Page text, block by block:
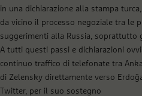
in una dichiarazione alla stampa
da vicino il processo negoziale tra le
suggerimenti alla Russia, soprattutto
A tutti questi passi e dichiarazioni
continuo traffico di telefonate tra
di Zelensky direttamente verso
Twitter, per il suo sostegno